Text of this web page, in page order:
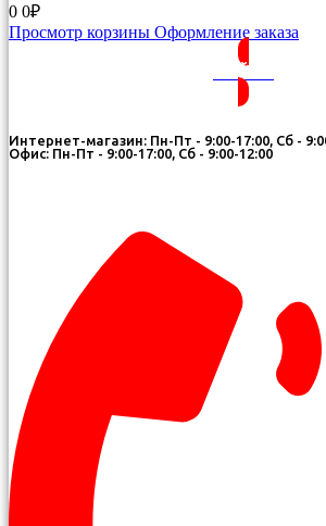
0 0₽
Просмотр корзины Оформление заказа
ВОЙТИ
Интернет-магазин: Пн-Пт - 9:00-17:00, Сб -
Офис: Пн-Пт - 9:00-17:00, Сб - 9:00-12:00